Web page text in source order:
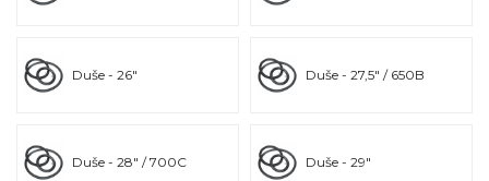
Duše - 26" Duše - 27,5" / 650B
Duše - 28" / 700C Duše - 29"